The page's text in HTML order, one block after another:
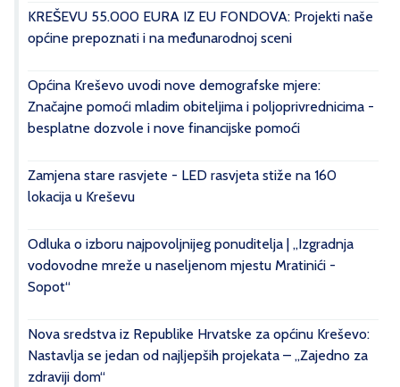
KREŠEVU 55.000 EURA IZ EU FONDOVA: Projekti naše
općine prepoznati i na međunarodnoj sceni
Općina Kreševo uvodi nove demografske mjere:
Značajne pomoći mladim obiteljima i poljoprivrednicima -
besplatne dozvole i nove financijske pomoći
Zamjena stare rasvjete - LED rasvjeta stiže na 160
lokacija u Kreševu
Odluka o izboru najpovoljnijeg ponuditelja | „Izgradnja
vodovodne mreže u naseljenom mjestu Mratinići -
Sopot“
Nova sredstva iz Republike Hrvatske za općinu Kreševo:
Nastavlja se jedan od najljepših projekata – „Zajedno za
zdraviji dom“